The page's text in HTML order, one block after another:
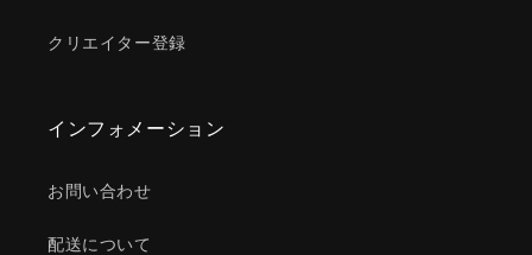
クリエイター登録
インフォメーション
お問い合わせ
配送について